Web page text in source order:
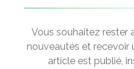
Renault électrise sa mythique 4L
← Revenir aux actualités
Vous souhaitez rester
nouveautés et recevoir
article est publié,